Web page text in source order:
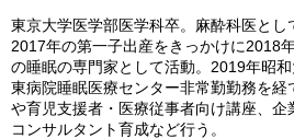
東京大学医学部医学科卒。麻酔科医とし
2017年の第一子出産をきっかけに2018
の睡眠の専門家として活動。2019年昭
東病院睡眠医療センター非常勤勤務を
や育児支援者・医療従事者向け講座、企
コンサルタント育成など行う。